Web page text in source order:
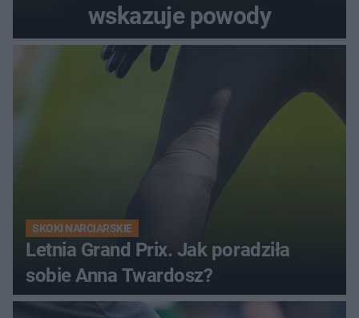
wskazuje powody
SKOKI NARCIARSKIE
Letnia Grand Prix. Jak poradziła
sobie Anna Twardosz?